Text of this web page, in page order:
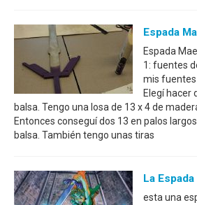
Espada
Espada
1: fuentes
mis fuentes
Elegí hacer
balsa. Tengo una losa de 13 x 4 de
Entonces conseguí dos 13 en palos
balsa. También tengo unas tiras
La
esta una